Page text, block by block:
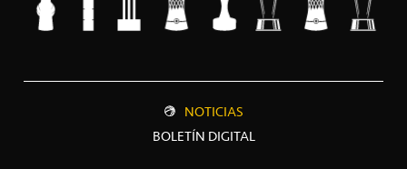
NOTICIAS
BOLETÍN DIGITAL